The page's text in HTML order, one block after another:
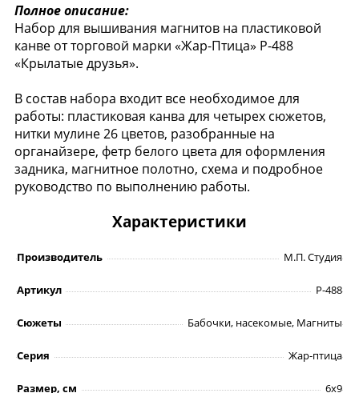
Полное описание:
Набор для вышивания магнитов на пластиковой
канве от торговой марки «Жар-Птица» Р-488
«Крылатые друзья».
В состав набора входит все необходимое для
работы: пластиковая канва для четырех сюжетов,
нитки мулине 26 цветов, разобранные на
органайзере, фетр белого цвета для оформления
задника, магнитное полотно, схема и подробное
руководство по выполнению работы.
Характеристики
Производитель М.П. Студия
Артикул Р-488
Сюжеты Бабочки, насекомые, Магниты
Серия Жар-птица
Размер, см 6х9